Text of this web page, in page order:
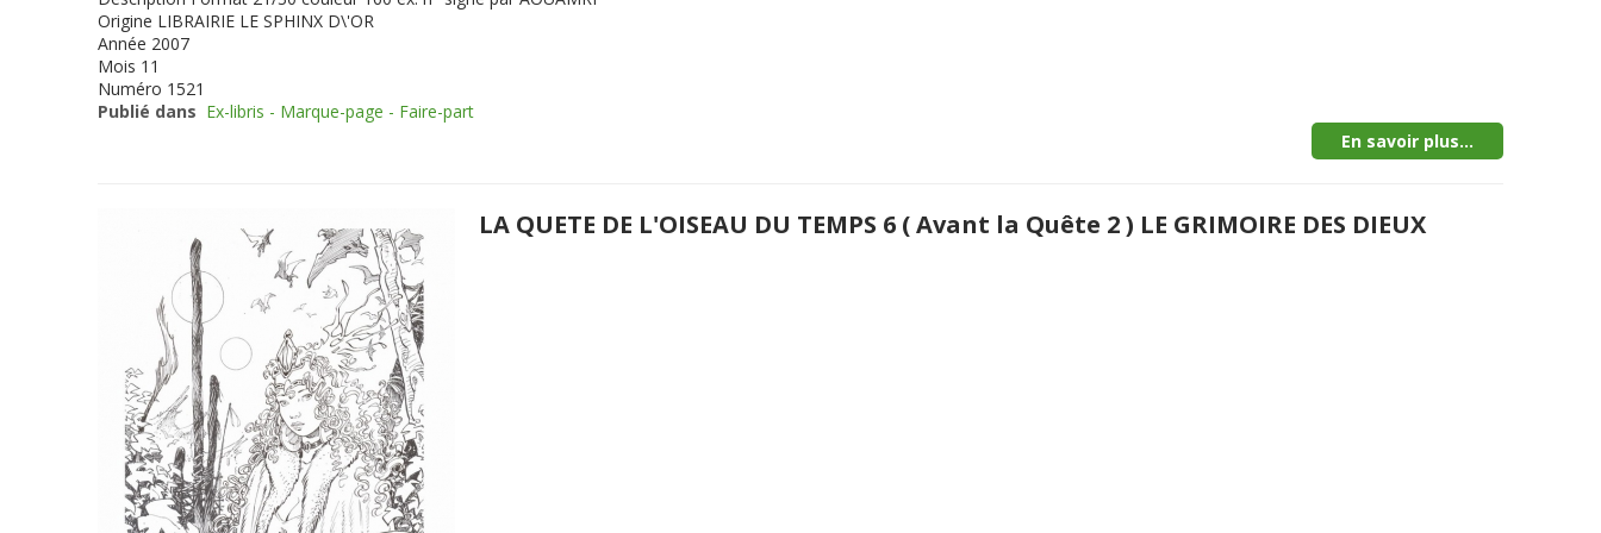
Origine LIBRAIRIE LE SPHINX D\'OR
Année 2007
Mois 11
Numéro 1521
Publié dans Ex-libris - Marque-page - Faire-part
En savoir plus...
LA QUETE DE L'OISEAU DU TEMPS 6 ( Avant la Quête 2 ) LE GRIMOIRE DES DIEUX